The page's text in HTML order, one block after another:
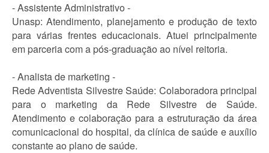
- Assistente Administrativo -
Unasp: Atendimento, planejamento e produção de texto
para várias frentes educacionais. Atuei principalmente
em parceria com a pós-graduação ao nível reitoria.
- Analista de marketing -
Rede Adventista Silvestre Saúde: Colaboradora principal
para o marketing da Rede Silvestre de Saúde.
Atendimento e colaboração para a estruturação da área
comunicacional do hospital, da clínica de saúde e auxílio
constante ao plano de saúde.